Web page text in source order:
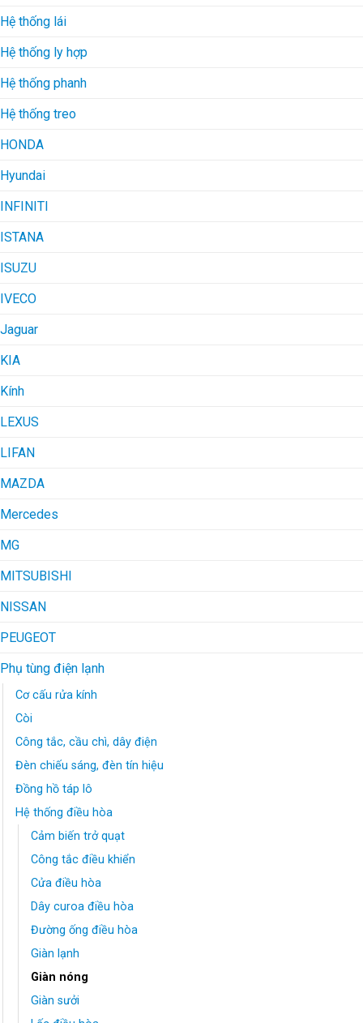
Hệ thống lái
Hệ thống ly hợp
Hệ thống phanh
Hệ thống treo
HONDA
Hyundai
INFINITI
ISTANA
ISUZU
IVECO
Jaguar
KIA
Kính
LEXUS
LIFAN
MAZDA
Mercedes
MG
MITSUBISHI
NISSAN
PEUGEOT
Phụ tùng điện lạnh
Cơ cấu rửa kính
Còi
Công tắc, cầu chì, dây điện
Đèn chiếu sáng, đèn tín hiệu
Đồng hồ táp lô
Hệ thống điều hòa
Cảm biến trở quạt
Công tắc điều khiển
Cửa điều hòa
Dây curoa điều hòa
Đường ống điều hòa
Giàn lạnh
Giàn nóng
Giàn sưởi